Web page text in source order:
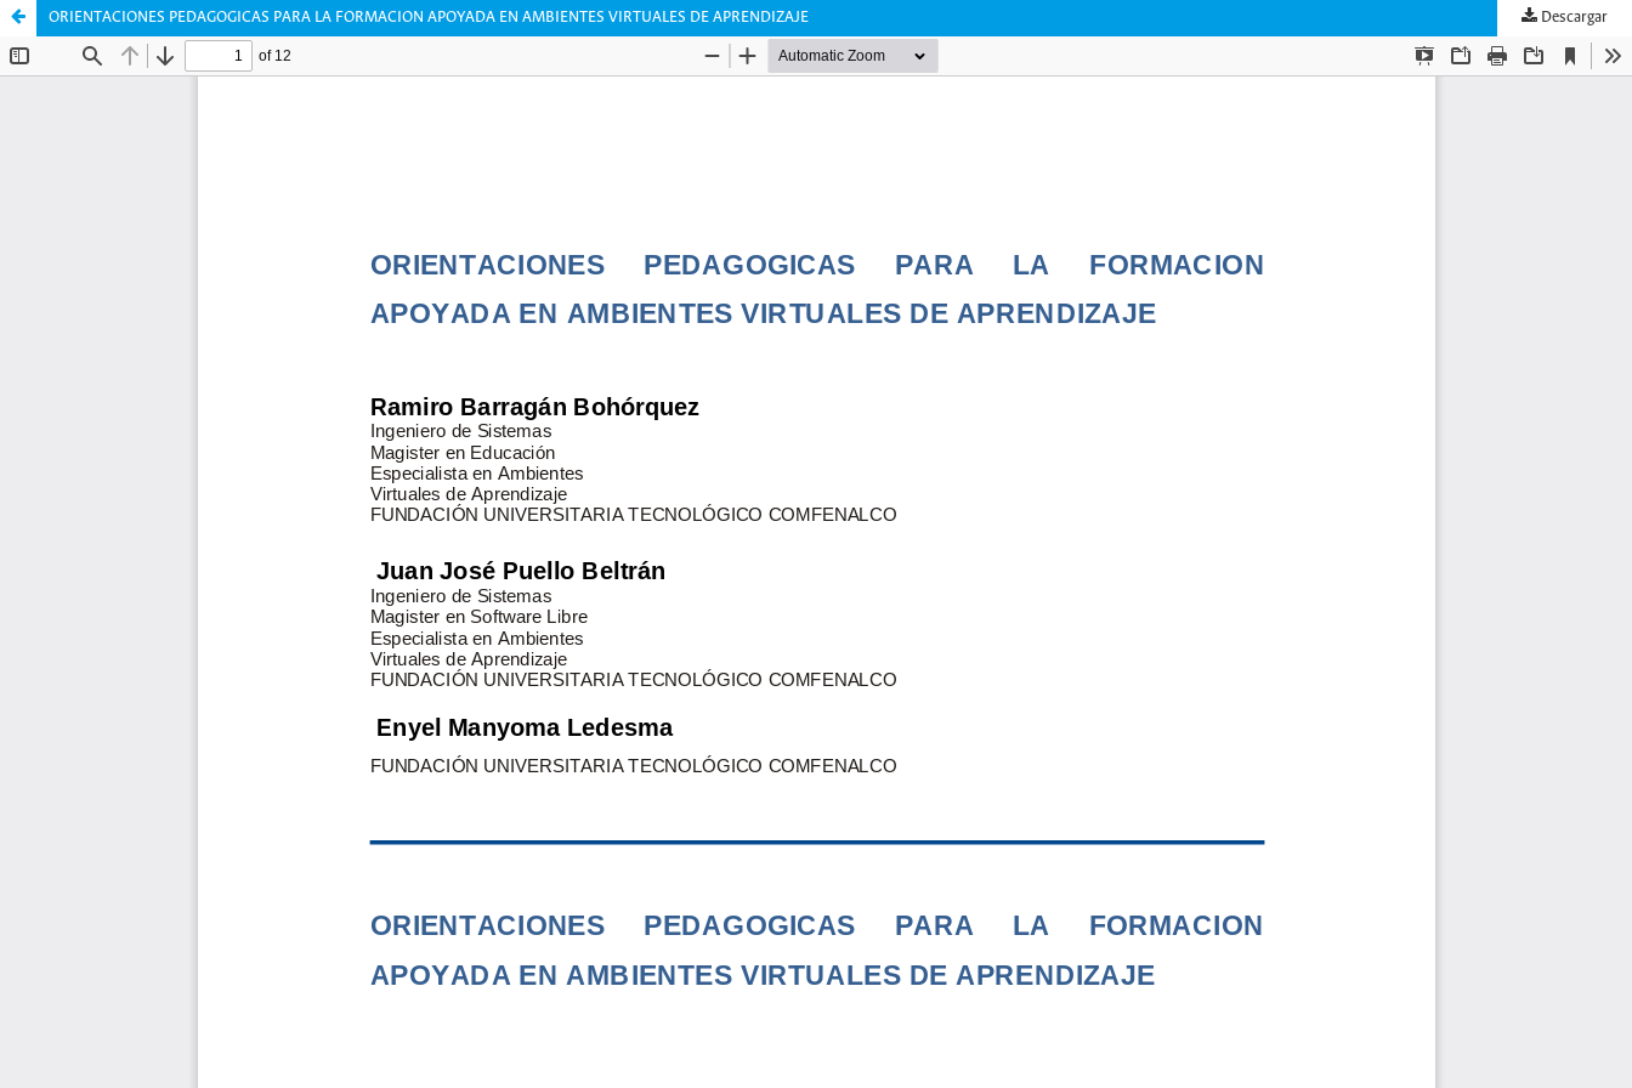
ORIENTACIONES PEDAGOGICAS PARA LA FORMACION APOYADA EN AMBIENTES VIRTUALES DE APRENDIZAJE Descargar